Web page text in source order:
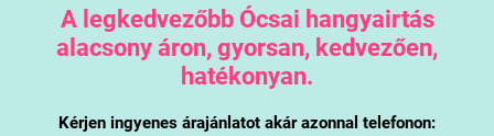
A legkedvezőbb Ócsai hangyairtás
alacsony áron, gyorsan, kedvezően,
hatékonyan.
Kérjen ingyenes árajánlatot akár azonnal telefonon: